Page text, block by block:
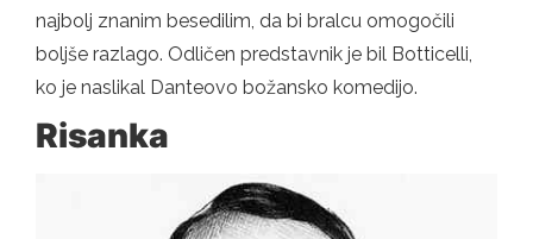
najbolj znanim besedilim, da bi bralcu omogočili
boljše razlago. Odličen predstavnik je bil Botticelli,
ko je naslikal Danteovo božansko komedijo.
Risanka